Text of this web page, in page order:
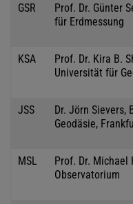
GSR
Prof. Dr. Günter
für Erdmessung
KSA
Prof. Dr. Kira B.
Universität für
JSS
Dr. Jörn Sievers,
Geodäsie,
MSL
Prof. Dr. Michael
Observatorium